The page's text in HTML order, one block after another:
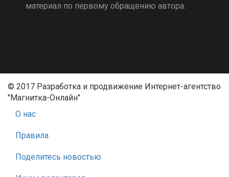
материал по первому обращению автора.
© 2017 Разработка и продвижение Интернет-агентство
"Магнитка-Онлайн"
О нас
Правила
Поделитесь новостью